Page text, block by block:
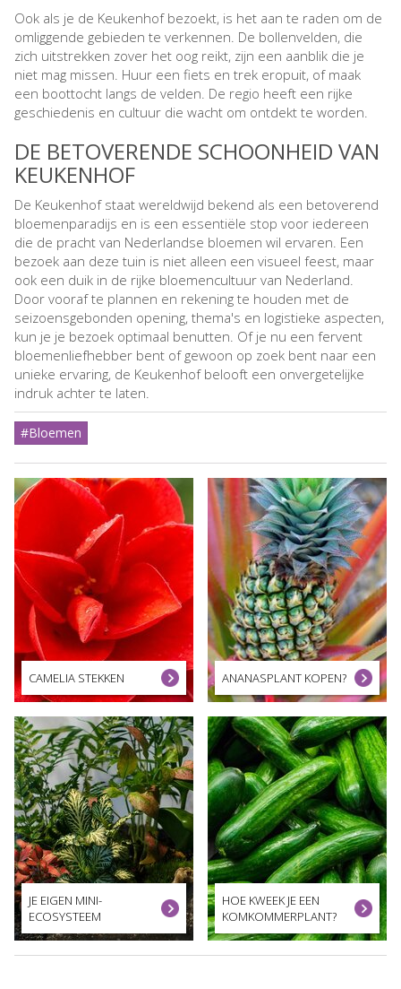
Ook als je de Keukenhof bezoekt, is het aan te raden om de
omliggende gebieden te verkennen. De bollenvelden, die
zich uitstrekken zover het oog reikt, zijn een aanblik die je
niet mag missen. Huur een fiets en trek eropuit, of maak
een boottocht langs de velden. De regio heeft een rijke
geschiedenis en cultuur die wacht om ontdekt te worden.
DE BETOVERENDE SCHOONHEID VAN
KEUKENHOF
De Keukenhof staat wereldwijd bekend als een betoverend
bloemenparadijs en is een essentiële stop voor iedereen
die de pracht van Nederlandse bloemen wil ervaren. Een
bezoek aan deze tuin is niet alleen een visueel feest, maar
ook een duik in de rijke bloemencultuur van Nederland.
Door vooraf te plannen en rekening te houden met de
seizoensgebonden opening, thema's en logistieke aspecten,
kun je je bezoek optimaal benutten. Of je nu een fervent
bloemenliefhebber bent of gewoon op zoek bent naar een
unieke ervaring, de Keukenhof belooft een onvergetelijke
indruk achter te laten.
#Bloemen
CAMELIA STEKKEN ANANASPLANT KOPEN?
JE EIGEN MINI-
ECOSYSTEEM
HOE KWEEK JE EEN
KOMKOMMERPLANT?